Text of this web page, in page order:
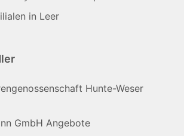
in Leer
Hunte-Weser
GmbH Angebote